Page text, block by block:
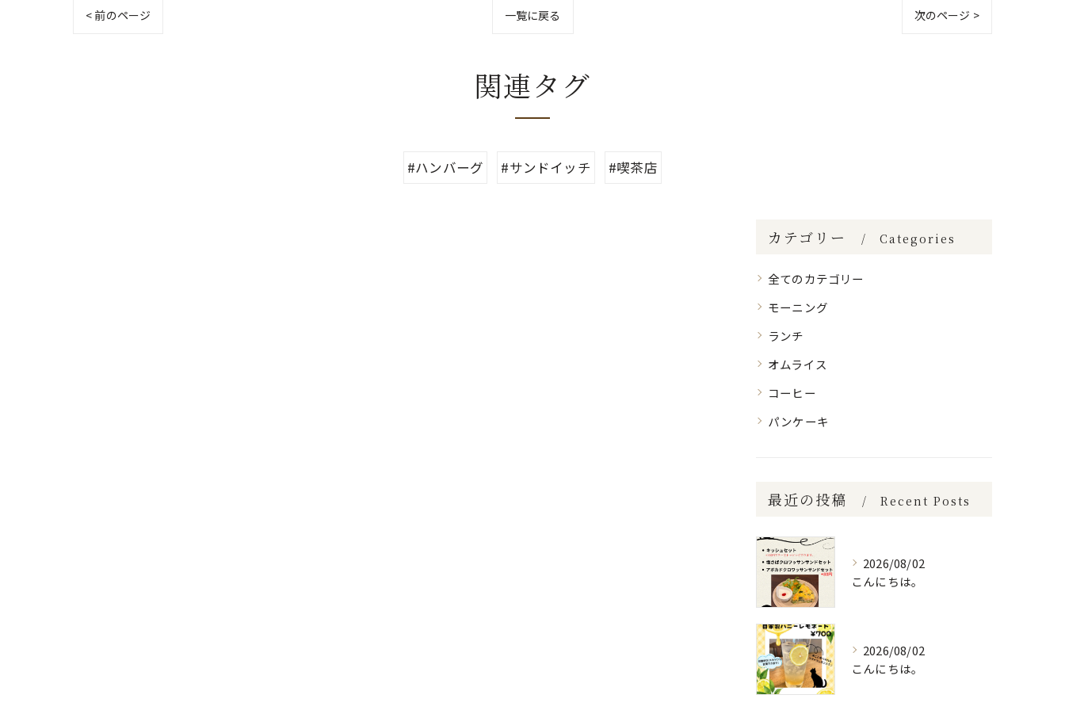
< 前のページ 一覧に戻る 次のページ >
関連タグ
#ハンバーグ #サンドイッチ #喫茶店
カテゴリー Categories
全てのカテゴリー
モーニング
ランチ
オムライス
コーヒー
パンケーキ
最近の投稿 Recent Posts
2026/08/02
こんにちは。
2026/08/02
こんにちは。